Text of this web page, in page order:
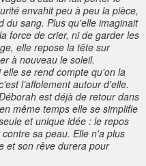
envahit peu à peu la pièce,
du sang. Plus qu'elle imaginait
force de crier, ni de garder les
elle repose la tête sur
à nouveau le soleil.
se rend compte qu'on la
l’affolement autour d'elle.
est déjà de retour dans
même temps elle se simplifie
et unique idée : le repos
sa peau. Elle n'a plus
et son rêve durera pour